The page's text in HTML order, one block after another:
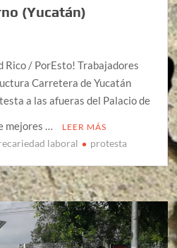
(Yucatán)
Rico / PorEsto! Trabajadores
Carretera de Yucatán
a las afueras del Palacio de
mejores …
LEER MÁS
laboral protesta